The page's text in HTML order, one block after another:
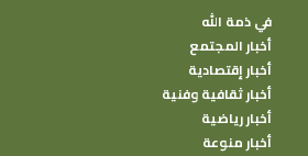
في ذمة الله
أخبار المجتمع
أخبار إقتصادية
أخبار ثقافية وفنية
أخبار رياضية
أخبار منوعة